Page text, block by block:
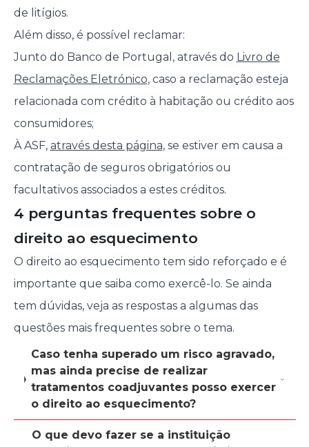
de litígios.
Além disso, é possível reclamar:
Junto do Banco de Portugal, através do Livro de
Reclamações Eletrónico, caso a reclamação esteja
relacionada com crédito à habitação ou crédito aos
consumidores;
À ASF, através desta página, se estiver em causa a
contratação de seguros obrigatórios ou
facultativos associados a estes créditos.
4 perguntas frequentes sobre o
direito ao esquecimento
O direito ao esquecimento tem sido reforçado e é
importante que saiba como exercê-lo. Se ainda
tem dúvidas, veja as respostas a algumas das
questões mais frequentes sobre o tema.
Caso tenha superado um risco agravado,
mas ainda precise de realizar
tratamentos coadjuvantes posso exercer
o direito ao esquecimento?
O que devo fazer se a instituição